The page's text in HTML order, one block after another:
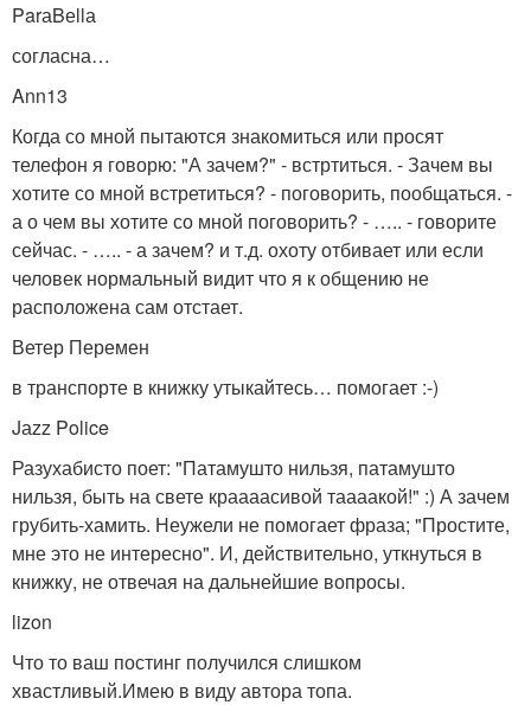
ParаBеllа
согласна…
Ann13
Когда со мной пытаются знакомиться или просят
телефон я говорю: "А зачем?" - встртиться. - Зачем вы
хотите со мной встретиться? - поговорить, пообщаться. -
а о чем вы хотите со мной поговорить? - ….. - говорите
сейчас. - ….. - а зачем? и т.д. охоту отбивает или если
человек нормальный видит что я к общению не
расположена сам отстает.
Ветер Перемен
в транспорте в книжку утыкайтесь… помогает :-)
Jаzz Police
Разухабисто поет: "Патамушто нильзя, патамушто
нильзя, быть на свете краааасивой таааакой!" :) А зачем
грубить-хамить. Неужели не помогает фраза; "Простите,
мне это не интересно". И, действительно, уткнуться в
книжку, не отвечая на дальнейшие вопросы.
lizon
Что то ваш постинг получился слишком
хвастливый.Имею в виду автора топа.